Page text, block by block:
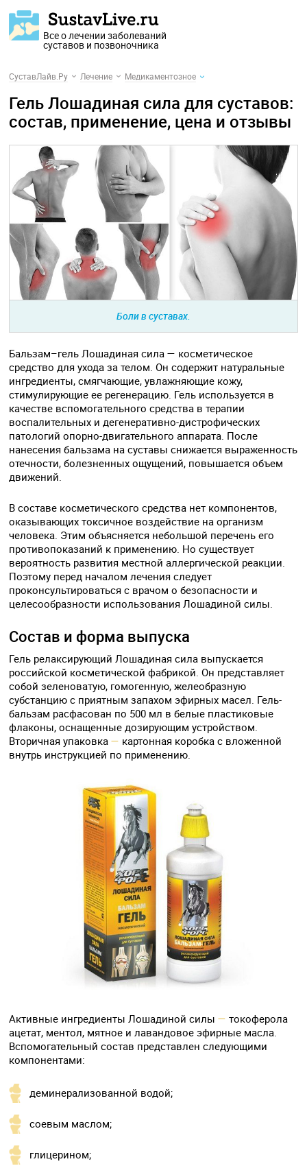
Все о лечении заболеваний
суставов и позвоночника
СуставЛайв.Ру Лечение Медикаментозное
Гель Лошадиная сила для суставов:
состав, применение, цена и отзывы
Боли в суставах.
Бальзам–гель Лошадиная сила — косметическое
средство для ухода за телом. Он содержит натуральные
ингредиенты, смягчающие, увлажняющие кожу,
стимулирующие ее регенерацию. Гель используется в
качестве вспомогательного средства в терапии
воспалительных и дегенеративно-дистрофических
патологий опорно-двигательного аппарата. После
нанесения бальзама на суставы снижается выраженность
отечности, болезненных ощущений, повышается объем
движений.
В составе косметического средства нет компонентов,
оказывающих токсичное воздействие на организм
человека. Этим объясняется небольшой перечень его
противопоказаний к применению. Но существует
вероятность развития местной аллергической реакции.
Поэтому перед началом лечения следует
проконсультироваться с врачом о безопасности и
целесообразности использования Лошадиной силы.
Состав и форма выпуска
Гель релаксирующий Лошадиная сила выпускается
российской косметической фабрикой. Он представляет
собой зеленоватую, гомогенную, желеобразную
субстанцию с приятным запахом эфирных масел. Гель-
бальзам расфасован по 500 мл в белые пластиковые
флаконы, оснащенные дозирующим устройством.
Вторичная упаковка— картонная коробка с вложенной
внутрь инструкцией по применению.
Активные ингредиенты Лошадиной силы— токоферола
ацетат, ментол, мятное и лавандовое эфирные масла.
Вспомогательный состав представлен следующими
компонентами:
деминерализованной водой;
соевым маслом;
глицерином;